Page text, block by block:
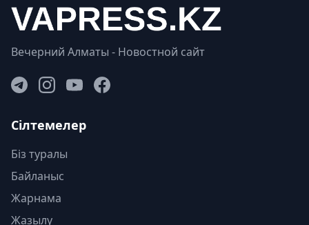
Вечерний Алматы - Новостной сайт
Сілтемелер
Біз туралы
Байланыс
Жарнама
Жазылу